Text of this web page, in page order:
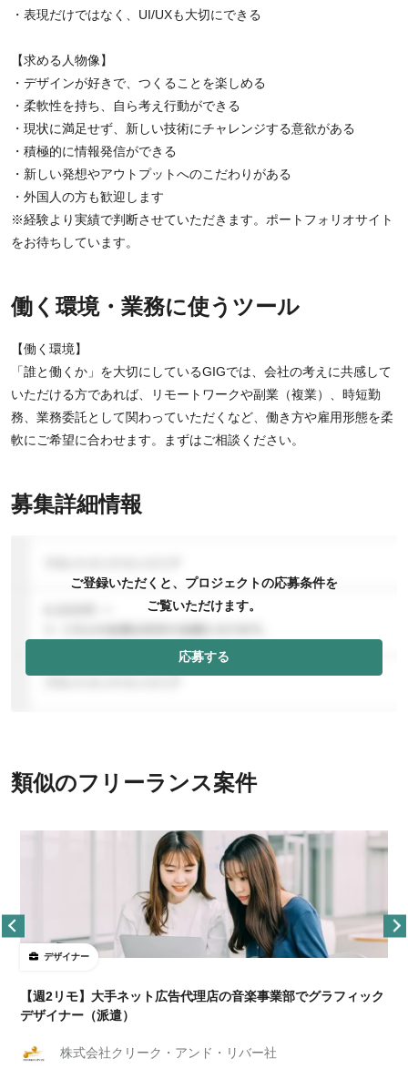
・表現だけではなく、UI/UXも大切にできる
【求める人物像】
・デザインが好きで、つくることを楽しめる
・柔軟性を持ち、自ら考え行動ができる
・現状に満足せず、新しい技術にチャレンジする意欲がある
・積極的に情報発信ができる
・新しい発想やアウトプットへのこだわりがある
・外国人の方も歓迎します
※経験より実績で判断させていただきます。ポートフォリオサイト
をお待ちしています。
働く環境・業務に使うツール
【働く環境】
「誰と働くか」を大切にしているGIGでは、会社の考えに共感して
いただける方であれば、リモートワークや副業（複業）、時短勤
務、業務委託として関わっていただくなど、働き方や雇用形態を柔
軟にご希望に合わせます。まずはご相談ください。
募集詳細情報
ご登録いただくと、プロジェクトの応募条件を
ご覧いただけます。
応募する
類似のフリーランス案件
デザイナー
【週2リモ】大手ネット広告代理店の音楽事業部でグラフィック
デザイナー（派遣）
株式会社クリーク・アンド・リバー社